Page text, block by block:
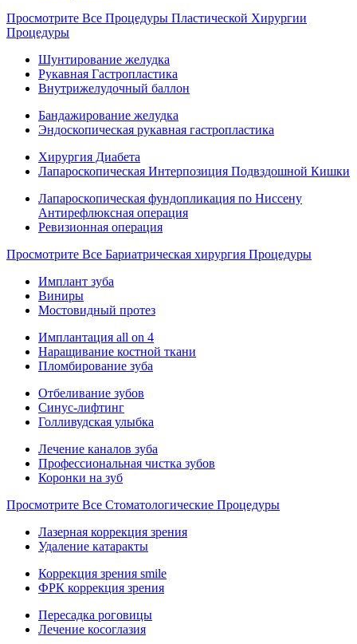
Просмотрите Все Процедуры Пластической Хирургии
Процедуры
Шунтирование желудка
Рукавная Гастропластика
Внутрижелудочный баллон
Бандажирование желудка
Эндоскопическая рукавная гастропластика
Хирургия Диабета
Лапароскопическая Интерпозиция Подвздошной Кишки
Лапароскопическая фундопликация по Ниссену
Антирефлюксная операция
Ревизионная операция
Просмотрите Все Бариатрическая хирургия Процедуры
Имплант зуба
Виниры
Мостовидный протез
Имплантация all on 4
Наращивание костной ткани
Пломбирование зуба
Отбеливание зубов
Синус-лифтинг
Голливудская улыбка
Лечение каналов зуба
Профессиональная чистка зубов
Коронки на зуб
Просмотрите Все Стоматологические Процедуры
Лазерная коррекция зрения
Удаление катаракты
Коррекция зрения smile
ФРК коррекция зрения
Пересадка роговицы
Лечение косоглазия